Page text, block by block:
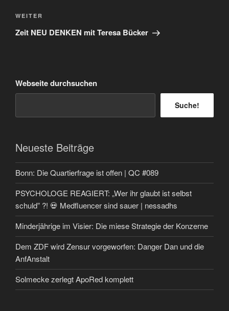
Nächster
Beitrag
WEITER
Zeit NEU DENKEN mit Teresa Bücker
Webseite durchsuchen
Suche!
Neueste Beiträge
Bonn: Die Quartierfrage ist offen | QC #089
PSYCHOLOGE REAGIERT: „Wer ihr glaubt ist selbst
schuld” ?! 💀 Medfluencer sind sauer | nessadhs
Minderjährige im Visier: Die miese Strategie der Konzerne
Dem ZDF wird Zensur vorgeworfen: Danger Dan und die
AnfAnstalt
Solmecke zerlegt ApoRed komplett